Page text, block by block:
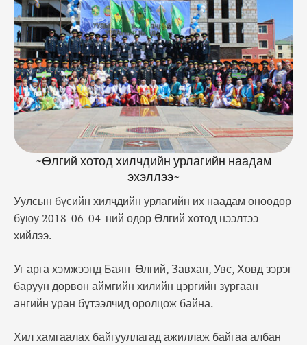
ажиллаж байгаа албан хаагчдын сэтгэл зүйн
болон соёлын амралтыг зохион байгуулах,
авьяаслаг хилчдийг …
~Өлгий хотод хилчдийн урлагийн наадам
эхэллээ~
Уулсын бүсийн хилчдийн урлагийн их наадам өнөөдөр
буюу 2018-06-04-ний өдөр Өлгий хотод нээлтээ
хийлээ.
Уг арга хэмжээнд Баян-Өлгий, Завхан, Увс, Ховд зэрэг
баруун дөрвөн аймгийн хилийн цэргийн зургаан
ангийн уран бүтээлчид оролцож байна.
Хил хамгаалах байгууллагад ажиллаж байгаа албан